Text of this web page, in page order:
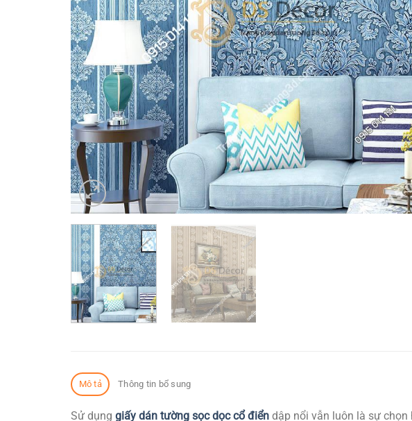
Mô tả Thông tin bổ sung
Sử dụng giấy dán tường sọc dọc cổ điển dập nổi vẫn luôn là sự